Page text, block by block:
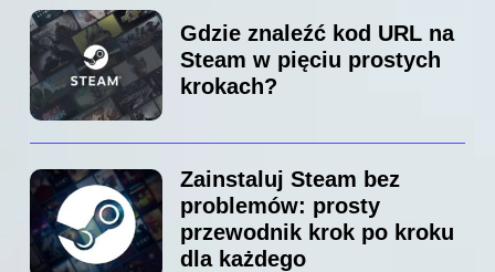
Gdzie znaleźć kod URL na
Steam w pięciu prostych
krokach?
Zainstaluj Steam bez
problemów: prosty
przewodnik krok po kroku
dla każdego